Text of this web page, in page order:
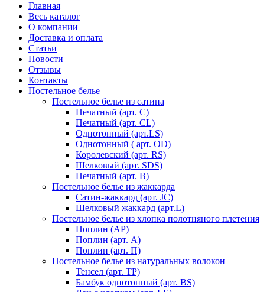
Главная
Весь каталог
О компании
Доставка и оплата
Статьи
Новости
Отзывы
Контакты
Постельное белье
Постельное белье из сатина
Печатный (арт. С)
Печатный (арт. СL)
Однотонный (арт.LS)
Однотонный ( арт. OD)
Королевский (арт. RS)
Шелковый (арт. SDS)
Печатный (арт. В)
Постельное белье из жаккарда
Сатин-жаккард (арт. JC)
Шелковый жаккард (арт.L)
Постельное белье из хлопка полотняного плетения
Поплин (AP)
Поплин (арт. А)
Поплин (арт. П)
Постельное белье из натуральных волокон
Тенсел (арт. ТР)
Бамбук однотонный (арт. BS)